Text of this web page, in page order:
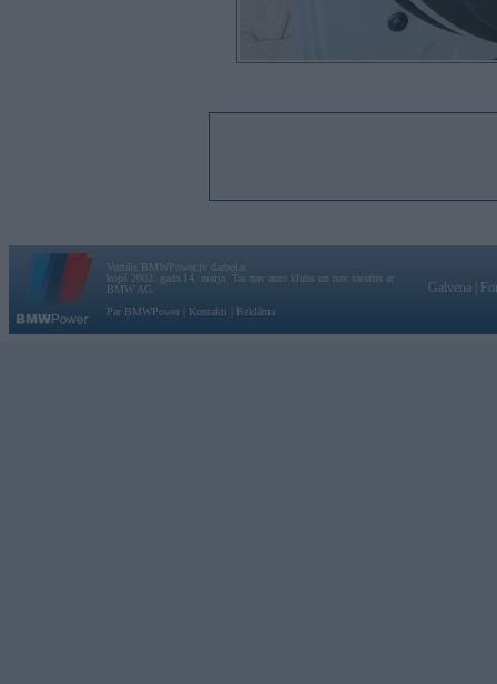
Vortāls BMWPower.lv darbojas
kopš 2002. gada 14. maija. Tas nav auto klubs un nav saistīts ar
BMW AG.
Par BMWPower
Kontakti Reklāma
Galvena